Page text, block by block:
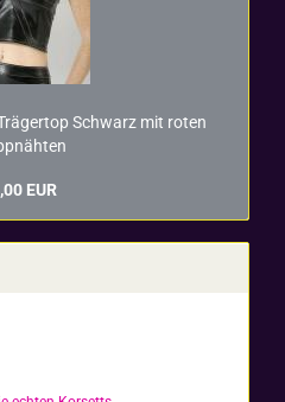
Schwarz mit roten
EUR